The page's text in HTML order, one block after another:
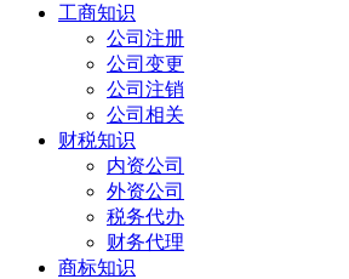
工商知识
公司注册
公司变更
公司注销
公司相关
财税知识
内资公司
外资公司
税务代办
财务代理
商标知识